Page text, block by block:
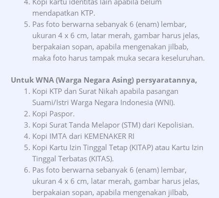
mendapatkan KTP.
Pas foto berwarna sebanyak 6 (enam) lembar,
ukuran 4 x 6 cm, latar merah, gambar harus jelas,
berpakaian sopan, apabila mengenakan jilbab,
maka foto harus tampak muka secara keseluruhan.
Untuk WNA (Warga Negara Asing) persyaratannya,
Kopi KTP dan Surat Nikah apabila pasangan
Suami/Istri Warga Negara Indonesia (WNI).
Kopi Paspor.
Kopi Surat Tanda Melapor (STM) dari Kepolisian.
Kopi IMTA dari KEMENAKER RI
Kopi Kartu Izin Tinggal Tetap (KITAP) atau Kartu Izin
Tinggal Terbatas (KITAS).
Pas foto berwarna sebanyak 6 (enam) lembar,
ukuran 4 x 6 cm, latar merah, gambar harus jelas,
berpakaian sopan, apabila mengenakan jilbab,